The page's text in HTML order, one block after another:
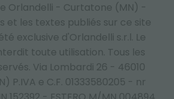
Orlandelli - Curtatone (MN) -
et les textes publiés sur ce site
exclusive d'Orlandelli s.r.l. Le
toute utilisation. Tous les
Via Lombardi 26 - 46010
P.IVA e C.F. 01333580205 - nr